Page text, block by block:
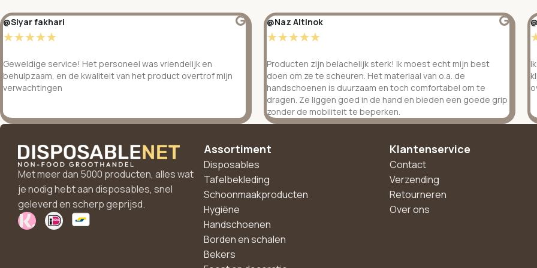
@Siyar fakhari
☆☆☆☆☆
Geweldige service! Het personeel was vriendelijk en
behulpzaam, en de kwaliteit van het product overtrof mijn
verwachtingen
@Naz Altinok
☆☆☆☆☆
Producten zijn belachelijk sterk! Ik moest echt mijn best
doen om ze te scheuren. Het materiaal van o.a. de
handschoenen is duurzaam en toch comfortabel om te
dragen. Ze liggen goed in de hand en bieden een goede grip
zonder de mobiliteit te beperken.
Met meer dan 5000 producten, alles wat
je nodig hebt aan disposables, snel
geleverd en scherp geprijsd.
Assortiment
Disposables
Tafelbekleding
Schoonmaakproducten
Hygiëne
Handschoenen
Borden en schalen
Bekers
Klantenservice
Contact
Verzending
Retourneren
Over ons